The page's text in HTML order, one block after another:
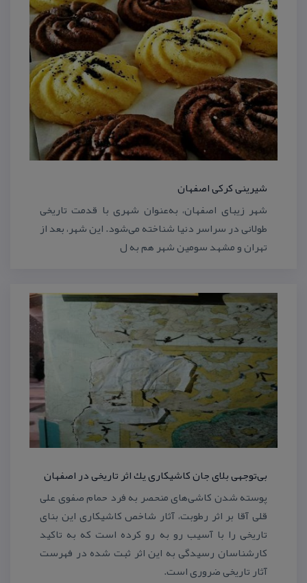
شیرینی كركی اصفهان
شهر زیبای اصفهان، به‌عنوان شهری با قدمت تاریخی
طولانی در سراسر دنیا شناخته می‌شود. این شهر، بعد از
تهران و مشهد سومین شهر هم به ل
بی‌توجهی بلای جان كاشیكاری یك اثر تاریخی در اصفهان
پوسته شدن كاشی‌های منحصر به فرد حمام صفوی علی
قلی آقا بر اثر رطوبت، آثار شاخص كاشیكاری این بنای
تاریخی را با آسیب رو به رو كرده است كه به تاكید
كارشناسان رسیدگی به این اثر ثبت شده در فهرست
آثار تاریخی ضروری است.